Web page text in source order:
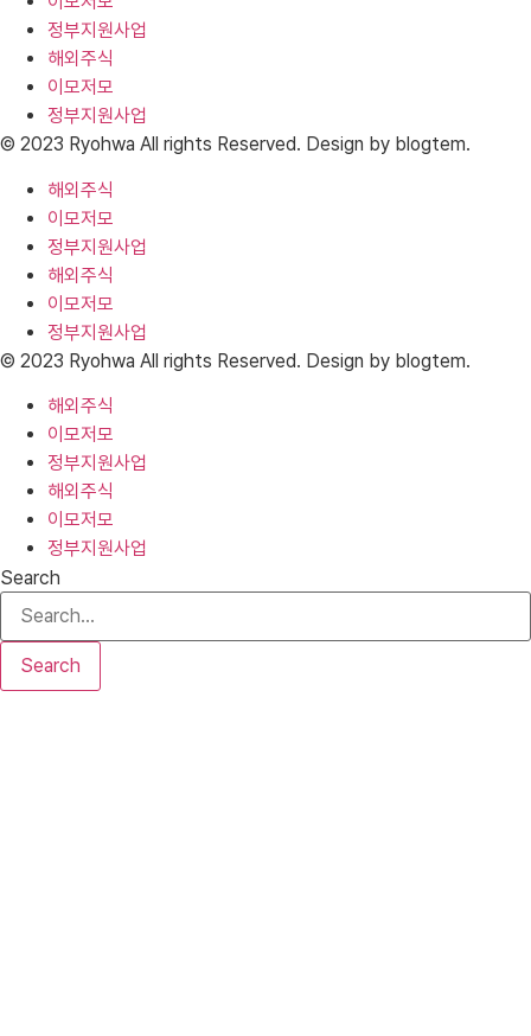
정부지원사업
해외주식
이모저모
정부지원사업
© 2023 Ryohwa All rights Reserved. Design by blogtem.
해외주식
이모저모
정부지원사업
해외주식
이모저모
정부지원사업
© 2023 Ryohwa All rights Reserved. Design by blogtem.
해외주식
이모저모
정부지원사업
해외주식
이모저모
정부지원사업
Search
Search